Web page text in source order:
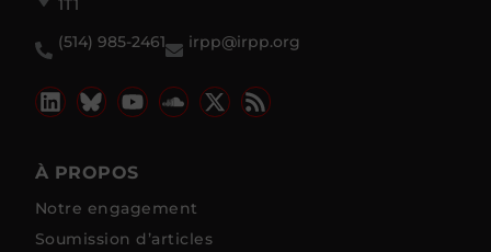
1T1
(514) 985-2461
irpp@irpp.org
À PROPOS
Notre engagement
Soumission d’articles